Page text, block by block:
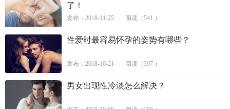
了！
发布：2018-11-25 阅读（541 ）
性爱时最容易怀孕的姿势有哪些？
发布：2018-10-21 阅读（397 ）
男女出现性冷淡怎么解决？